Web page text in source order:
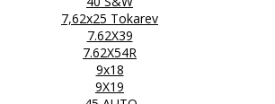
7,62x25 Tokarev
7.62X39
7.62X54R
9x18
9X19